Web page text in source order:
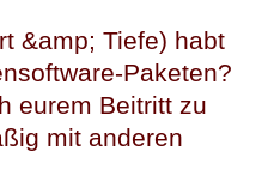
&amp; Tiefe) habt
Paketen?
eurem Beitritt zu
mit anderen